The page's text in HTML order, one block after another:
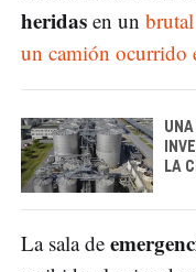
heridas en un
un camión ocurrido
LA
La sala de